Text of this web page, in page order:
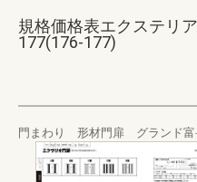
規格価格表エクステリ
177(176-177)
門まわり 形材門扉 グランド富